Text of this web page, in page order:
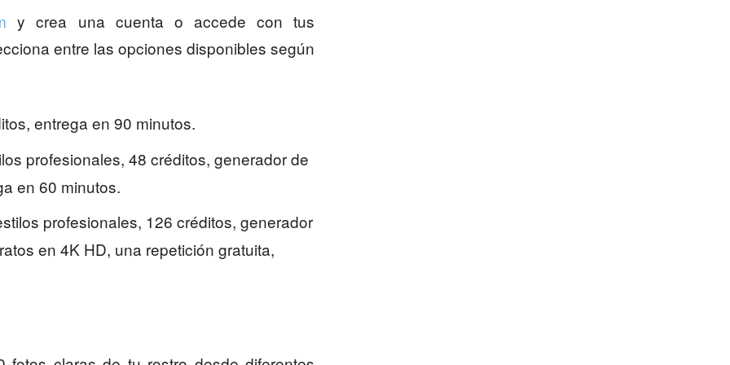
y crea una cuenta o accede con tus
entre las opciones disponibles según
entrega en 90 minutos.
profesionales, 48 créditos, generador de
en 60 minutos.
profesionales, 126 créditos, generador
en 4K HD, una repetición gratuita,